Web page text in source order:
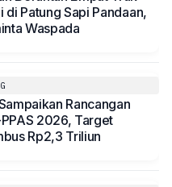
di Patung Sapi Pandaan,
Waspada
Rancangan
2026, Target
Rp2,3 Triliun